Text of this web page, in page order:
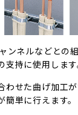
ンネルなどとの
持に使用します
せた曲げ加工
単に行えます。